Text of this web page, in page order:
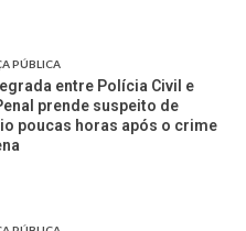
PÚBLICA
entre Polícia Civil e
prende suspeito de
poucas horas após o crime